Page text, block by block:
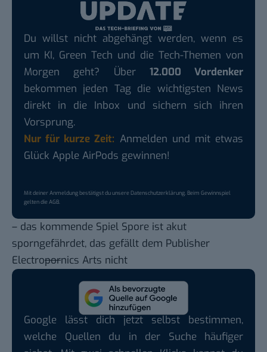
Du willst nicht abgehängt werden, wenn es
um KI, Green Tech und die Tech-Themen von
Morgen geht? Über 12.000 Vordenker
bekommen jeden Tag die wichtigsten News
direkt in die Inbox und sichern sich ihren
Vorsprung.
Nur für kurze Zeit: Anmelden und mit etwas
Glück Apple AirPods gewinnen!
Mit deiner Anmeldung bestätigst du unsereDatenschutzerklärung. Beim Gewinnspiel
gelten dieAGB.
– das kommende Spiel Spore ist akut
sporngefährdet, das gefällt dem Publisher
Electropornics Arts nicht
Google lässt dich jetzt selbst bestimmen,
welche Quellen du in der Suche häufiger